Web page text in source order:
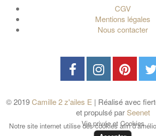
CGV
Mentions légales
Nous contacter
© 2019Camille 2 z'ailes E | Réalisé avec
et propulsé par Seenet
Notre site internet utilise des cookies afin
Vie privée et Cookies